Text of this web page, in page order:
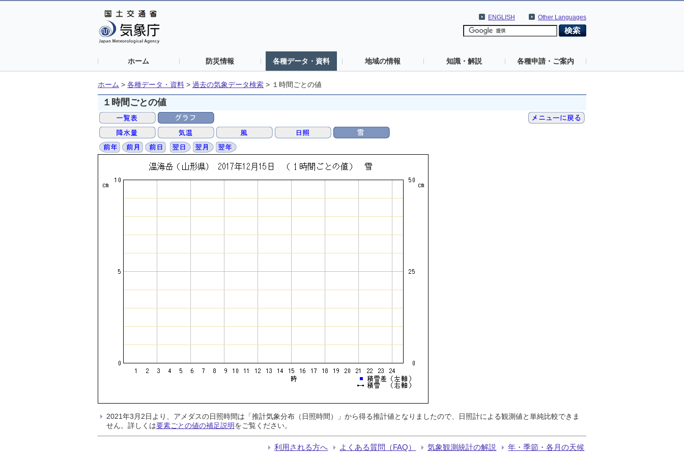
Other Languages
ENGLISH
ホーム 防災情報 各種データ・資料 地域の情報 知識・解説 各種申請・ご案内
ホーム > 各種データ・資料 > 過去の気象データ検索 > １時間ごとの値
１時間ごとの値
2021年3月2日より、アメダスの日照時間は「推計気象分布（日照時間）」から得る推計値となりましたので、日照計による観測値と単純比較できま
せん。詳しくは要素ごとの値の補足説明をご覧ください。
利用される方へ よくある質問（FAQ） 気象観測統計の解説 年・季節・各月の天候